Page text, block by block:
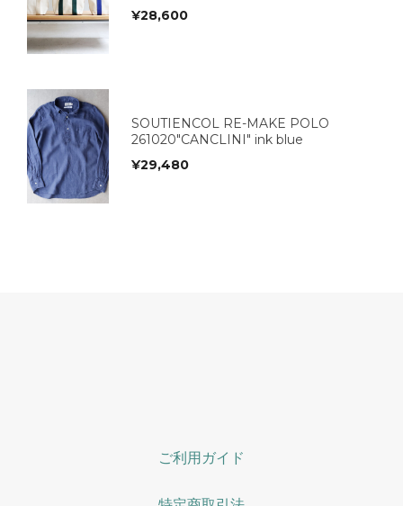
¥28,600
SOUTIENCOL RE-MAKE POLO
261020"CANCLINI" ink blue
¥29,480
ご利用ガイド